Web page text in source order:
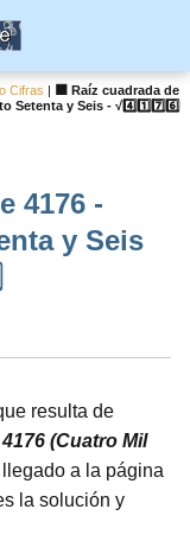
Cifras |
🟦 Raíz cuadrada de
Setenta y Seis - √4️⃣1️⃣7️⃣6️⃣
4176 -
y Seis
resulta de
(Cuatro Mil
a la página
la solución y